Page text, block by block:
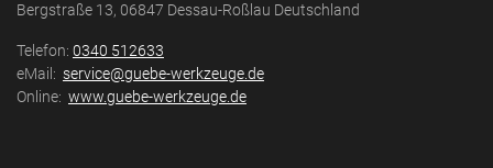
Bergstraße 13, 06847 Dessau-Roßlau Deutschland
Telefon: 0340 512633
eMail: service@guebe-werkzeuge.de
Online: www.guebe-werkzeuge.de